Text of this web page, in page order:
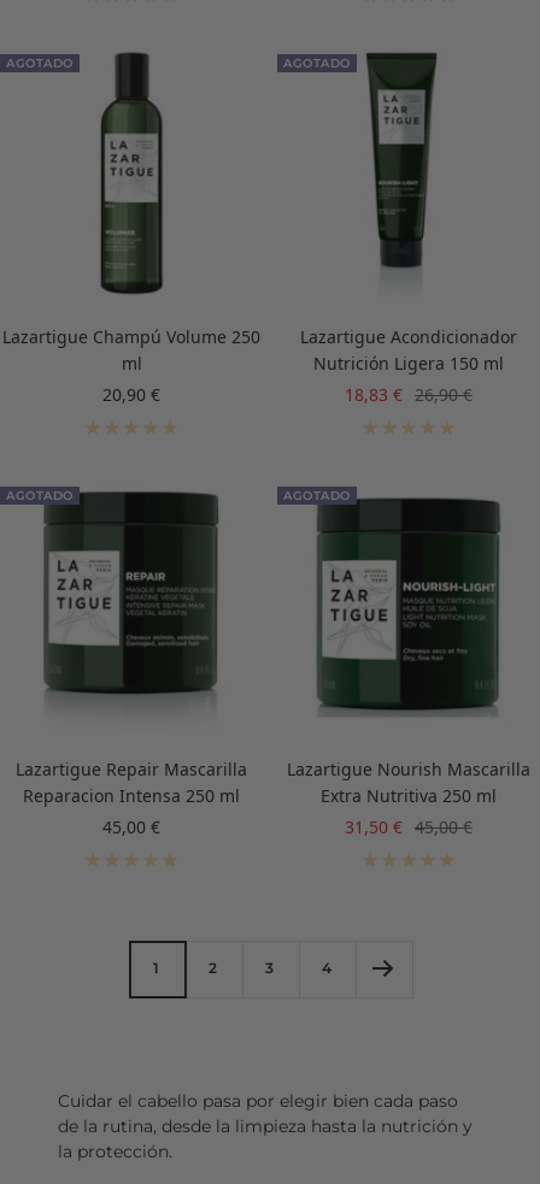
AGOTADO
Lazartigue Champú Volume 250
ml
Precio
de
20,90 €
AGOTADO
Lazartigue Acondicionador
Nutrición Ligera 150 ml
Precio
18,83 € Precio
normal
26,90 €
AGOTADO
Lazartigue Repair Mascarilla
Reparacion Intensa 250 ml
Precio
de
45,00 €
AGOTADO
Lazartigue Nourish Mascarilla
Extra Nutritiva 250 ml
Precio
31,50 € Precio
normal
45,00 €
1 2 3 4
Cuidar el cabello pasa por elegir bien cada paso
de la rutina, desde la limpieza hasta la nutrición y
la protección.